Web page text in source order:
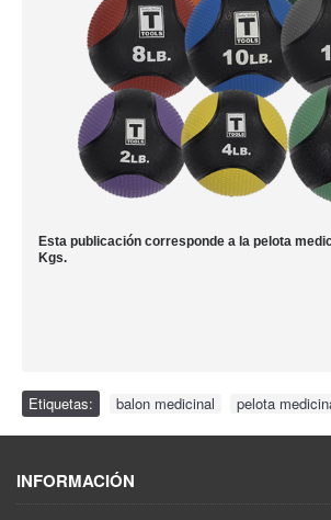
Esta publicación corresponde a la pelota
Kgs.
Etiquetas: balon medicinal pelota
INFORMACIÓN